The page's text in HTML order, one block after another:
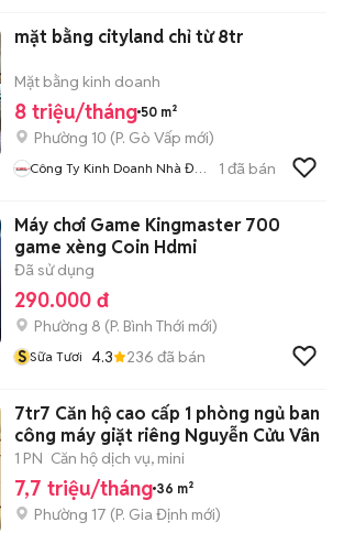
mặt bằng cityland chỉ từ 8tr
Mặt bằng kinh doanh
8 triệu/tháng 50 m²
Phường 10 (P. Gò Vấp mới)
Công Ty Kinh Doanh Nhà Đất
1 đã bán
Máy chơi Game Kingmaster 700
game xèng Coin Hdmi
Đã sử dụng
290.000 đ
Phường 8 (P. Bình Thới mới)
S Sữa Tươi 4.3 236 đã bán
7tr7 Căn hộ cao cấp 1 phòng ngủ ban
công máy giặt riêng Nguyễn Cửu Vân
1 PN Căn hộ dịch vụ, mini
7,7 triệu/tháng 36 m²
Phường 17 (P. Gia Định mới)